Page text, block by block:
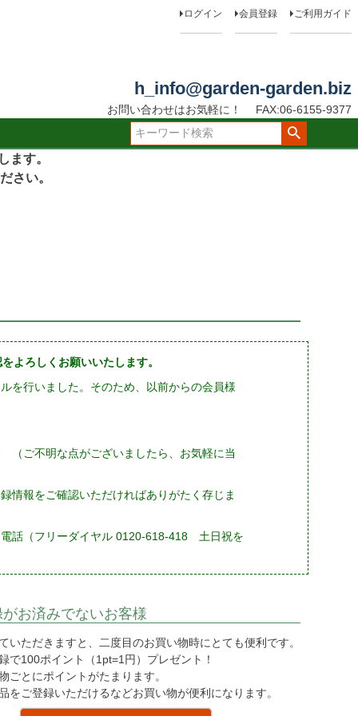
ログイン 会員登録 ご利用ガイド
h_info@garden-garden.biz
お問い合わせはお気軽に！ FAX:06-6155-9377
ます。
さい。
ろしくお願いいたします。
を行いました。そのため、以前からの会員様
（ご不明な点がございましたら、お気軽に当
情報をご確認いただければありがたく存じま
話（フリーダイヤル 0120-618-418 土日祝を
お済みでないお客様
いただきますと、二度目のお買い物時にとても便利です。
で100ポイント（1pt=1円）プレゼント！
ごとにポイントがたまります。
をご登録いただけるなどお買い物が便利になります。